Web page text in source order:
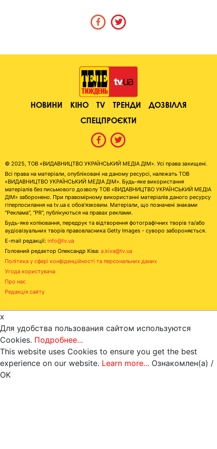
НОВИНИ КІНО TV ТРЕНДИ
ДОЗВІЛЛЯ
СПЕЦПРОЄКТИ
© 2025, ТОВ «ВИДАВНИЦТВО УКРАЇНСЬКИЙ МЕДІА ДІМ». Усі права захищені.
Всі права на матеріали, опубліковані на даному ресурсі, належать ТОВ
«ВИДАВНИЦТВО УКРАЇНСЬКИЙ МЕДІА ДІМ». Будь-яке використання
матеріалів без письмового дозволу ТОВ «ВИДАВНИЦТВО УКРАЇНСЬКИЙ МЕДІА
ДІМ» заборонено. При правомірному використанні матеріалів даного ресурсу
гіперпосилання на tv.ua є обов'язковим. Матеріали, що позначені знаками
"Реклама", "PR", публікуються на правах реклами.
Будь-яке копіювання, передрук та відтворення фотографічних творів та/або
аудіовізуальних творів правовласника Getty Images - суворо забороняється.
E-mail редакції: info@tv.ua
Головний редактор Олександр Ківа: a.kiva@tv.ua
Політика у сфері конфіденційності та персональних даних
Угода користувача
Про нас
Редакція сайту
x
Для удобства пользования сайтом используются
Cookies. Подробнее...
This website uses Cookies to ensure you get the best
experience on our website. Learn more... Ознакомлен(а) /
OK